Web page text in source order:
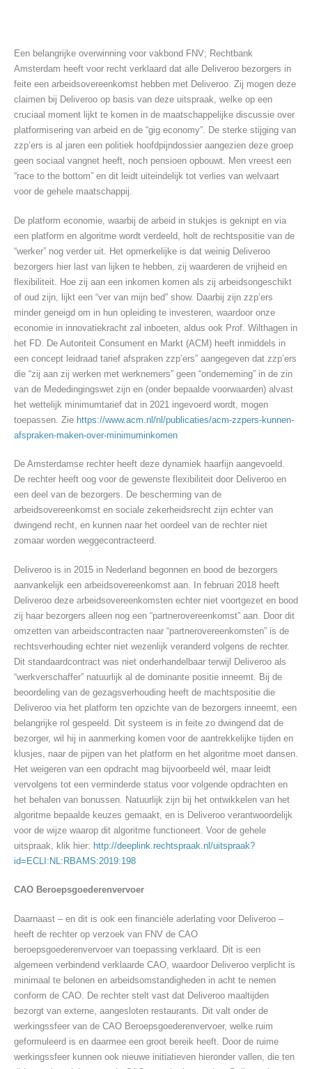
Een belangrijke overwinning voor vakbond FNV; Rechtbank
Amsterdam heeft voor recht verklaard dat alle Deliveroo bezorgers in
feite een arbeidsovereenkomst hebben met Deliveroo. Zij mogen deze
claimen bij Deliveroo op basis van deze uitspraak, welke op een
cruciaal moment lijkt te komen in de maatschappelijke discussie over
platformisering van arbeid en de “gig economy”. De sterke stijging van
zzp’ers is al jaren een politiek hoofdpijndossier aangezien deze groep
geen sociaal vangnet heeft, noch pensioen opbouwt. Men vreest een
“race to the bottom” en dit leidt uiteindelijk tot verlies van welvaart
voor de gehele maatschappij.
De platform economie, waarbij de arbeid in stukjes is geknipt en via
een platform en algoritme wordt verdeeld, holt de rechtspositie van de
“werker” nog verder uit. Het opmerkelijke is dat weinig Deliveroo
bezorgers hier last van lijken te hebben, zij waarderen de vrijheid en
flexibiliteit. Hoe zij aan een inkomen komen als zij arbeidsongeschikt
of oud zijn, lijkt een “ver van mijn bed” show. Daarbij zijn zzp’ers
minder geneigd om in hun opleiding te investeren, waardoor onze
economie in innovatiekracht zal inboeten, aldus ook Prof. Wilthagen in
het FD. De Autoriteit Consument en Markt (ACM) heeft inmiddels in
een concept leidraad tarief afspraken zzp’ers” aangegeven dat zzp’ers
die “zij aan zij werken met werknemers” geen “onderneming” in de zin
van de Mededingingswet zijn en (onder bepaalde voorwaarden) alvast
het wettelijk minimumtarief dat in 2021 ingevoerd wordt, mogen
toepassen. Zie https://www.acm.nl/nl/publicaties/acm-zzpers-kunnen-
afspraken-maken-over-minimuminkomen
De Amsterdamse rechter heeft deze dynamiek haarfijn aangevoeld.
De rechter heeft oog voor de gewenste flexibiliteit door Deliveroo en
een deel van de bezorgers. De bescherming van de
arbeidsovereenkomst en sociale zekerheidsrecht zijn echter van
dwingend recht, en kunnen naar het oordeel van de rechter niet
zomaar worden weggecontracteerd.
Deliveroo is in 2015 in Nederland begonnen en bood de bezorgers
aanvankelijk een arbeidsovereenkomst aan. In februari 2018 heeft
Deliveroo deze arbeidsovereenkomsten echter niet voortgezet en bood
zij haar bezorgers alleen nog een “partnerovereenkomst” aan. Door dit
omzetten van arbeidscontracten naar “partnerovereenkomsten” is de
rechtsverhouding echter niet wezenlijk veranderd volgens de rechter.
Dit standaardcontract was niet onderhandelbaar terwijl Deliveroo als
“werkverschaffer” natuurlijk al de dominante positie inneemt. Bij de
beoordeling van de gezagsverhouding heeft de machtspositie die
Deliveroo via het platform ten opzichte van de bezorgers inneemt, een
belangrijke rol gespeeld. Dit systeem is in feite zo dwingend dat de
bezorger, wil hij in aanmerking komen voor de aantrekkelijke tijden en
klusjes, naar de pijpen van het platform en het algoritme moet dansen.
Het weigeren van een opdracht mag bijvoorbeeld wél, maar leidt
vervolgens tot een verminderde status voor volgende opdrachten en
het behalen van bonussen. Natuurlijk zijn bij het ontwikkelen van het
algoritme bepaalde keuzes gemaakt, en is Deliveroo verantwoordelijk
voor de wijze waarop dit algoritme functioneert. Voor de gehele
uitspraak, klik hier: http://deeplink.rechtspraak.nl/uitspraak?
id=ECLI:NL:RBAMS:2019:198
CAO Beroepsgoederenvervoer
Daarnaast – en dit is ook een financiële aderlating voor Deliveroo –
heeft de rechter op verzoek van FNV de CAO
beroepsgoederenvervoer van toepassing verklaard. Dit is een
algemeen verbindend verklaarde CAO, waardoor Deliveroo verplicht is
minimaal te belonen en arbeidsomstandigheden in acht te nemen
conform de CAO. De rechter stelt vast dat Deliveroo maaltijden
bezorgt van externe, aangesloten restaurants. Dit valt onder de
werkingssfeer van de CAO Beroepsgoederenvervoer, welke ruim
geformuleerd is en daarmee een groot bereik heeft. Door de ruime
werkingssfeer kunnen ook nieuwe initiatieven hieronder vallen, die ten